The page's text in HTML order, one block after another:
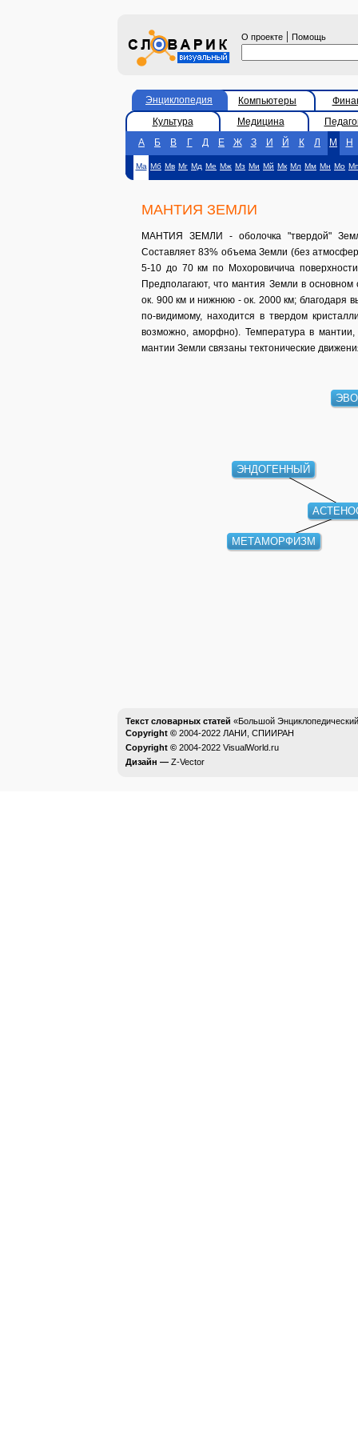
О проекте | Помощь
Энциклопедия Компьютеры
Культура
Медицина
А
Б В Г Д Е Ж З И Й К Л М Н
Ма Мб Мв Мг Мд Ме Мж Мз Ми Мй Мк Мл Мм Мн Мо Мп
МАНТИЯ ЗЕМЛИ
МАНТИЯ ЗЕМЛИ - оболочка "твердой"
Составляет 83% объема Земли (без
5-10 до 70 км по Мохоровичича
Предполагают, что мантия Земли в
ок. 900 км и нижнюю - ок. 2000 км; благодаря
по-видимому, находится в твердом
возможно, аморфно). Температура в
мантии Земли связаны тектонические
МЕТАМОРФИЗМ
ЭНДОГЕННЫЙ
Текст словарных статей «Большой
Copyright © 2004-2022 ЛАНИ, СПИИРАН
Copyright © 2004-2022 VisualWorld.ru
Дизайн — Z-Vector